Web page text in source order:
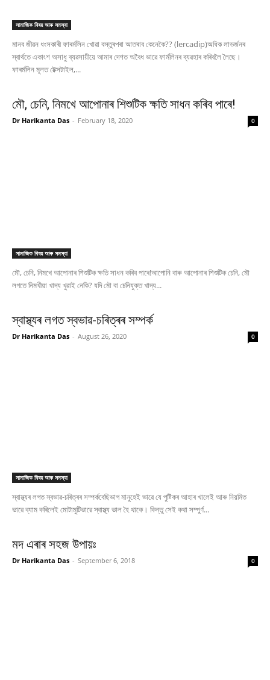
সামাজিক বিষয় আৰু সমস্যা
মানব জীৱন ধংসকাৰী ফাৰৰ্মলিন খোৱা বস্তুৰপৰা আতৰাব কেনেকৈ?? (lercadip)অধিক লাভৰ্জনৰ
স্বাৰ্থতে একাংশ অসাধু ব্যৱসায়ীয়ে আমাৰ দেশত অবৈধ ভাৱে ফাৰ্মলিনৰ ব্যৱহাৰ কৰিবলৈ লৈছে।
ফাৰৰ্মলিন মূলত টেক্সটাইল,...
মৌ, চেনি, নিমখে আপোনাৰ শিশুটিক ক্ষতি সাধন কৰিব পাৰে!
Dr Harikanta Das - February 18, 2020 0
সামাজিক বিষয় আৰু সমস্যা
মৌ, চেনি, নিমখে আপোনাৰ শিশুটিক ক্ষতি সাধন কৰিব পাৰে!আপোনি বাৰু আপোনাৰ শিশুটিক চেনি, মৌ
লগতে নিমখীয়া খাদ্য খুৱাই নেকি? যদি মৌ বা চেনিযুক্ত খাদ্য...
স্বাস্থ্যৰ লগত স্বভাৱ-চৰিত্ৰৰ সম্পৰ্ক
Dr Harikanta Das - August 26, 2020 0
সামাজিক বিষয় আৰু সমস্যা
স্বাস্থ্যৰ লগত স্বভাৱ-চৰিত্ৰৰ সম্পৰ্কবেছিভাগ মানুহেই ভাৱে যে পুষ্টিকৰ আহাৰ খালেই আৰু নিয়মিত
ভাৱে ব্যাম কৰিলেই মোটামুটিভাৱে স্বাস্থ্য ভাল হৈ থাকে। কিন্তু সেই কথা সম্পুৰ্ণ...
মদ এৰাৰ সহজ উপায়ঃ
Dr Harikanta Das - September 6, 2018 0